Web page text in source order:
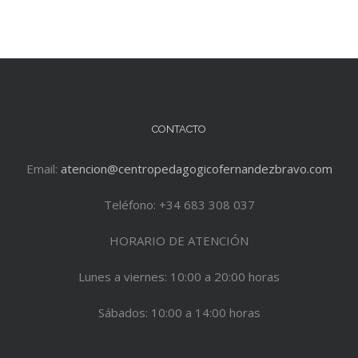
CONTACTO
Email: atencion@centropedagogicofernandezbravo.com
Teléfono: +34 683 308 037
HORARIO DE ATENCIÓN
Lunes a viernes: 10:00 a 20:00 horas
Sábados: 10:00 a 14:00 horas